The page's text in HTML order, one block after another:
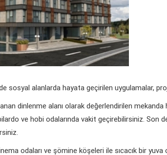
sosyal alanlarda hayata geçirilen uygulamalar,
dinlenme alanı olarak değerlendirilen
ve hobi odalarında vakit geçirebilirsiniz. Son
odaları ve şömine köşeleri ile sıcacık bir